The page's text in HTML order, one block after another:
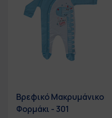
Βρεφικό Μακρυμάνικο
Φορμάκι - 301